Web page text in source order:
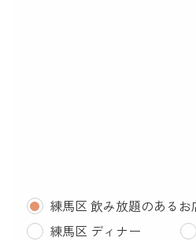
練馬区 飲み放題のあるお
練馬区 ディナー